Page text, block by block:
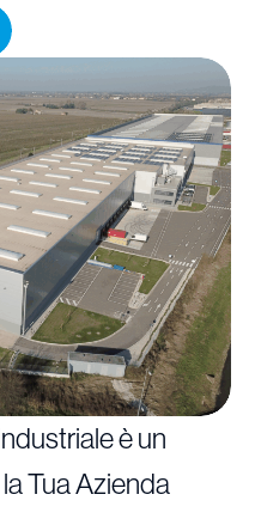
è un
Tua Azienda